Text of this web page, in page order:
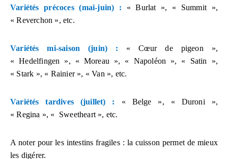
Variétés précoces (mai-juin) : « Burlat », « Summit »,
« Reverchon », etc.
Variétés mi-saison (juin) : « Cœur de pigeon »,
« Hedelfingen », « Moreau », « Napoléon », « Satin »,
« Stark », « Rainier », « Van », etc.
Variétés tardives (juillet) : « Belge », « Duroni »,
« Regina », « Sweetheart », etc.
A noter pour les intestins fragiles : la cuisson permet de mieux
les digérer.